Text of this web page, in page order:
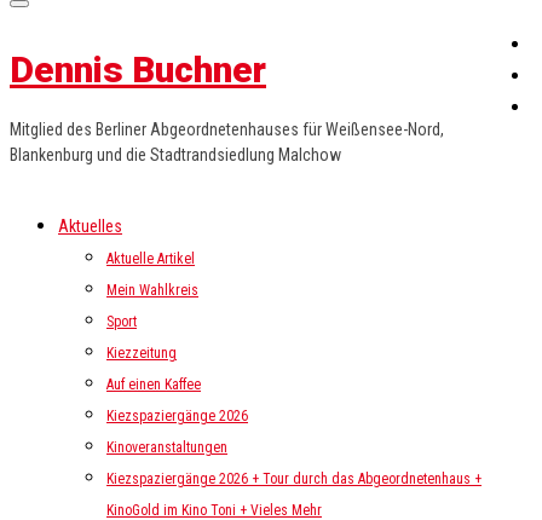
Dennis Buchner
Mitglied des Berliner Abgeordnetenhauses für Weißensee-Nord,
Blankenburg und die Stadtrandsiedlung Malchow
Aktuelles
Aktuelle Artikel
Mein Wahlkreis
Sport
Kiezzeitung
Auf einen Kaffee
Kiezspaziergänge 2026
Kinoveranstaltungen
Kiezspaziergänge 2026 + Tour durch das Abgeordnetenhaus +
KinoGold im Kino Toni + Vieles Mehr